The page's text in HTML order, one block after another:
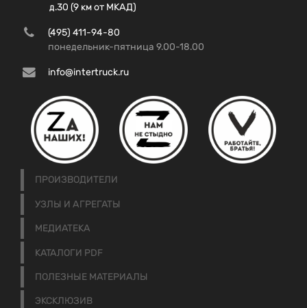
д.30 (9 км от МКАД)
(495) 411-94-80
понедельник-пятница 9.00-18.00
info@intertruck.ru
ПРОИЗВОДИТЕЛИ
УЗЛЫ И АГРЕГАТЫ
МЕДИАТЕКА
КАТАЛОГИ PDF
ПОЛЕЗНЫЕ МАТЕРИАЛЫ
ЭКСКЛЮЗИВ